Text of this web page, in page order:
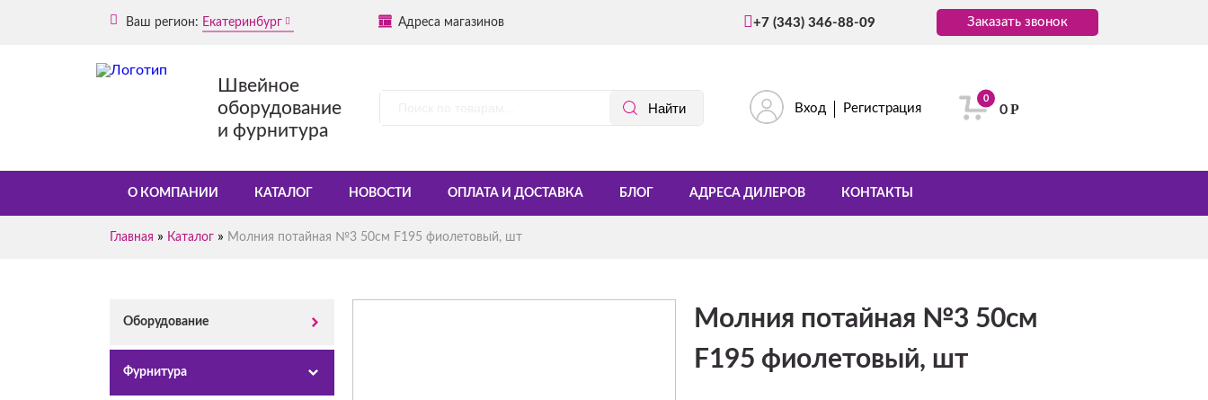
Ваш регион: Екатеринбург Адреса магазинов +7 (343) 346-88-09 Заказать звонок
Швейное
оборудование
и фурнитура
Вход Регистрация
0
0Р
О КОМПАНИИ КАТАЛОГ НОВОСТИ ОПЛАТА И ДОСТАВКА БЛОГ АДРЕСА ДИЛЕРОВ КОНТАКТЫ
Главная » Каталог » Молния потайная №3 50см F195 фиолетовый, шт
Оборудование
Фурнитура
Молния потайная №3 50см
F195 фиолетовый, шт